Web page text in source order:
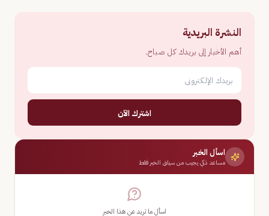
النشرة البريدية
أهم الأخبار إلى بريدك كل صباح.
اشترك الآن
اسأل الخبر
مساعد ذكي يجيب من سياق الخبر فقط
اسأل ما تريد عن هذا الخبر